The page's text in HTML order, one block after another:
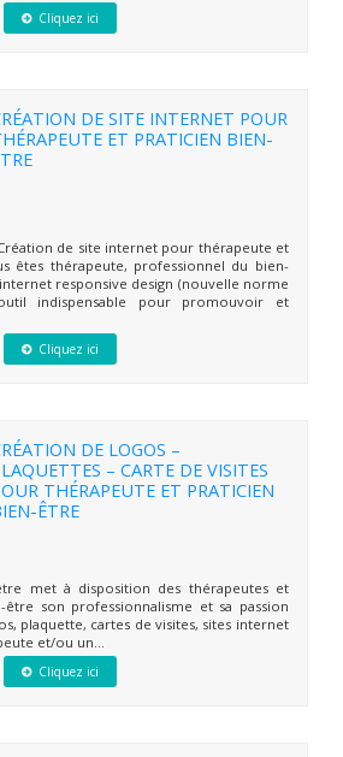
Cliquez ici
DE SITE INTERNET POUR
ET PRATICIEN BIEN-
de site internet pour thérapeute et
êtes thérapeute, professionnel du bien-
responsive design (nouvelle norme
indispensable pour promouvoir et
Cliquez ici
DE LOGOS –
– CARTE DE VISITES
THÉRAPEUTE ET PRATICIEN
ÊTRE
met à disposition des thérapeutes et
son professionnalisme et sa passion
plaquette, cartes de visites, sites internet
et/ou un...
Cliquez ici